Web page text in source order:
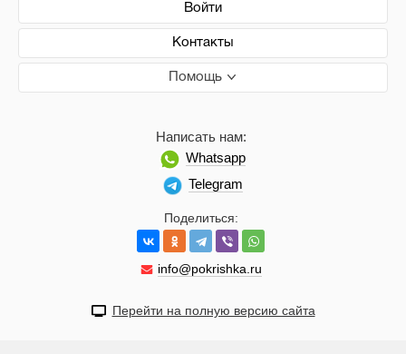
Войти
Контакты
Помощь
Поделиться:
info@pokrishka.ru
Написать нам:
Whatsapp
Telegram
Перейти на полную версию сайта